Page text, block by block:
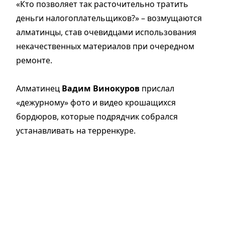
«Кто позволяет так расточительно тратить
деньги налогоплательщиков?» – возмущаются
алматинцы, став очевидцами использования
некачественных материалов при очередном
ремонте.
Алматинец Вадим Винокуров прислал
«дежурному» фото и видео крошащихся
бордюров, которые подрядчик собрался
устанавливать на терренкуре.